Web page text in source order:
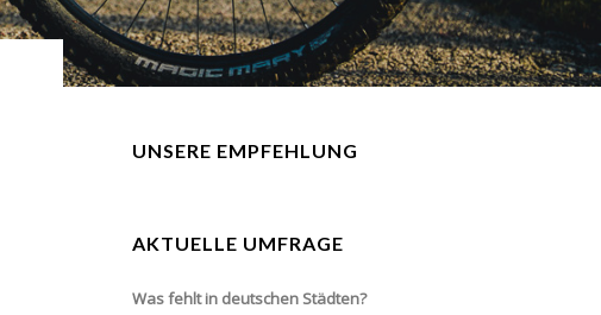
UNSERE EMPFEHLUNG
AKTUELLE UMFRAGE
Was fehlt in deutschen Städten?